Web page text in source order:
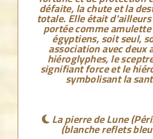
défaite, la chute et la
totale. Elle était
portée comme
égyptiens, soit seul,
association avec deux
hiéroglyphes, le
signifiant force et le
symbolisant la
 La pierre de Lune
(blanche reflets